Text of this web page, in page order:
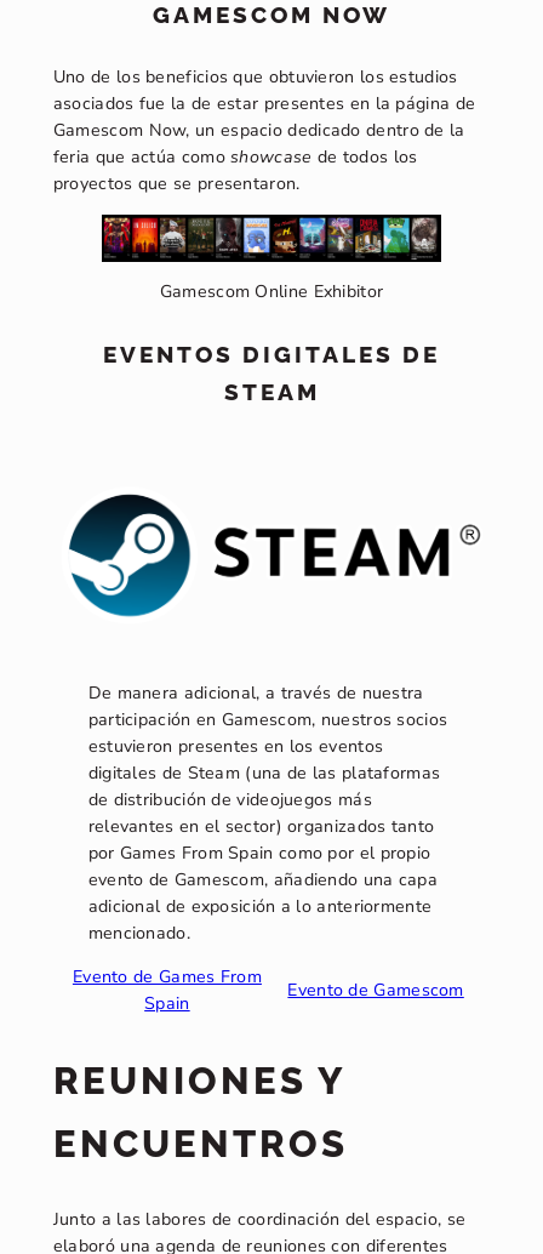
GAMESCOM NOW
Uno de los beneficios que obtuvieron los estudios
asociados fue la de estar presentes en la página de
Gamescom Now, un espacio dedicado dentro de la
feria que actúa comoshowcase de todos los
proyectos que se presentaron.
Gamescom Online Exhibitor
EVENTOS DIGITALES DE
STEAM
De manera adicional, a través de nuestra
participación en Gamescom, nuestros socios
estuvieron presentes en los eventos
digitales de Steam (una de las plataformas
de distribución de videojuegos más
relevantes en el sector) organizados tanto
por Games From Spain como por el propio
evento de Gamescom, añadiendo una capa
adicional de exposición a lo anteriormente
mencionado.
Evento de Games From
Spain
Evento de Gamescom
REUNIONES Y
ENCUENTROS
Junto a las labores de coordinación del espacio, se
elaboró una agenda de reuniones con diferentes